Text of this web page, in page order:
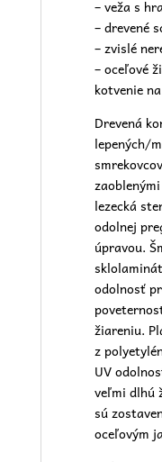
– veža s
– drevené
– zvislé
– oceľové
kotvenie
Drevená
lepených/
lezecká
odolnej
úpravou.
odolnosť
žiareniu.
z
UV
veľmi dlhú
sú
oceľovým